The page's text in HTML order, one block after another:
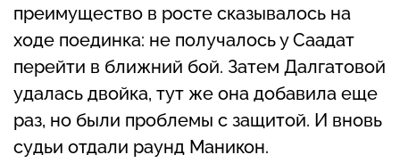
преимущество в росте сказывалось на
ходе поединка: не получалось у Саадат
перейти в ближний бой. Затем Далгатовой
удалась двойка, тут же она добавила еще
раз, но были проблемы с защитой. И вновь
судьи отдали раунд Маникон.